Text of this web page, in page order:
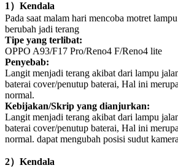
1 ） Kendala
Pada saat malam hari mencoba motret
berubah jadi terang
Tipe yang terlibat:
OPPO A93/F17 Pro/Reno4 F/Reno4 lite
Penyebab:
Langit menjadi terang akibat dari lampu
baterai cover/penutup baterai, Hal ini
normal.
Kebijakan/Skrip yang dianjurkan:
Langit menjadi terang akibat dari lampu
baterai cover/penutup baterai, Hal ini
normal. dapat mengubah posisi sudut
2） Kendala